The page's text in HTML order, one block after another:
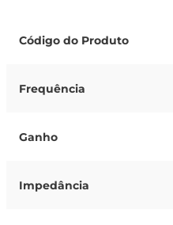
Código do Produto
Frequência
Ganho
Impedância